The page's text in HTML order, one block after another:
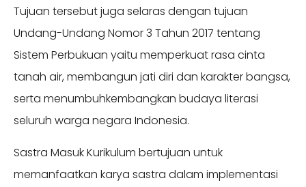
Tujuan tersebut juga selaras dengan tujuan
Undang-Undang Nomor 3 Tahun 2017 tentang
Sistem Perbukuan yaitu memperkuat rasa cinta
tanah air, membangun jati diri dan karakter bangsa,
serta menumbuhkembangkan budaya literasi
seluruh warga negara Indonesia.
Sastra Masuk Kurikulum bertujuan untuk
memanfaatkan karya sastra dalam implementasi